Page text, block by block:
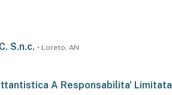
S.n.c. • Loreto, AN
A Responsabilita' Limitata